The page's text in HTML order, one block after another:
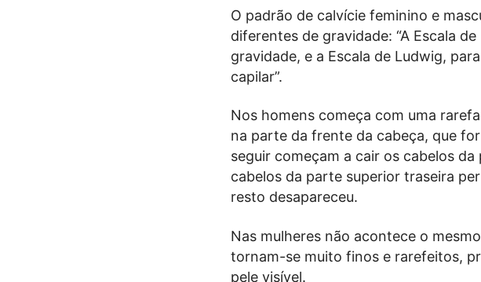
O padrão de calvície feminino e
diferentes de gravidade: “A Escala
gravidade, e a Escala de Ludwig,
capilar”.
Nos homens começa com uma
na parte da frente da cabeça, que
seguir começam a cair os cabelos
cabelos da parte superior traseira
resto desapareceu.
Nas mulheres não acontece o
tornam-se muito finos e rarefeitos,
pele visível.